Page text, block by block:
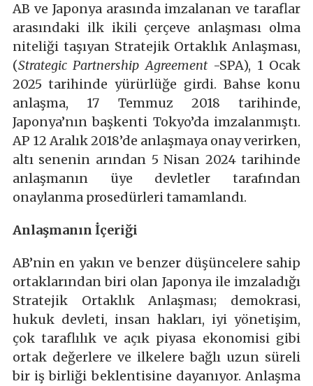
AB ve Japonya arasında imzalanan ve taraflar
arasındaki ilk ikili çerçeve anlaşması olma
niteliği taşıyan Stratejik Ortaklık Anlaşması,
(Strategic Partnership Agreement-SPA), 1 Ocak
2025 tarihinde yürürlüğe girdi. Bahse konu
anlaşma, 17 Temmuz 2018 tarihinde,
Japonya’nın başkenti Tokyo’da imzalanmıştı.
AP 12 Aralık 2018’de anlaşmaya onay verirken,
altı senenin arından 5 Nisan 2024 tarihinde
anlaşmanın üye devletler tarafından
onaylanma prosedürleri tamamlandı.
Anlaşmanın İçeriği
AB’nin en yakın ve benzer düşüncelere sahip
ortaklarından biri olan Japonya ile imzaladığı
Stratejik Ortaklık Anlaşması; demokrasi,
hukuk devleti, insan hakları, iyi yönetişim,
çok taraflılık ve açık piyasa ekonomisi gibi
ortak değerlere ve ilkelere bağlı uzun süreli
bir iş birliği beklentisine dayanıyor. Anlaşma